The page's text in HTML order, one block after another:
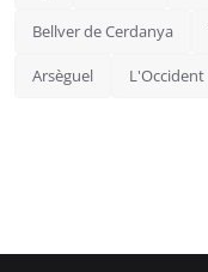
Bellver de Cerdanya
Arsèguel